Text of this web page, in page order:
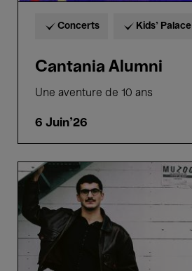
Concerts Kids’ Palace
Cantania Alumni
Une aventure de 10 ans
6 Juin'26
Giorgi
Gigashvili
ECHO
Rising
Star